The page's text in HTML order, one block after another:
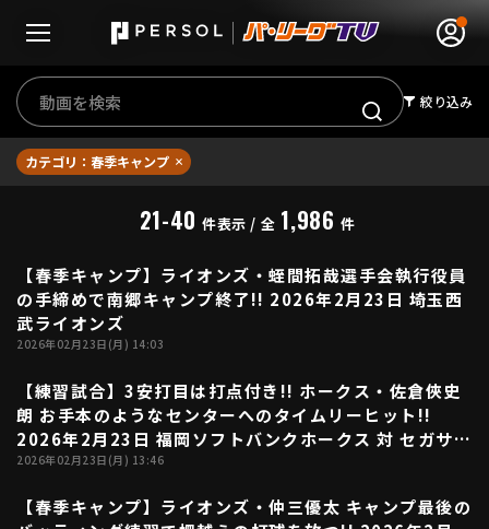
動画
順位表･成績
ファーム東地区
選手名鑑トップ
絞り込み
カテゴリ：春季キャンプ
21-40 件表示 / 全 1,986 件
02:19
【春季キャンプ】ライオンズ・蛭間拓哉選手会執行役員
の手締めで南郷キャンプ終了!! 2026年2月23日 埼玉西
武ライオンズ
2026年02月23日(月) 14:03
00:42
【練習試合】3安打目は打点付き!! ホークス・佐倉俠史
朗 お手本のようなセンターへのタイムリーヒット!!
2026年2月23日 福岡ソフトバンクホークス 対 セガサミ
ー
2026年02月23日(月) 13:46
00:15
【春季キャンプ】ライオンズ・仲三優太 キャンプ最後の